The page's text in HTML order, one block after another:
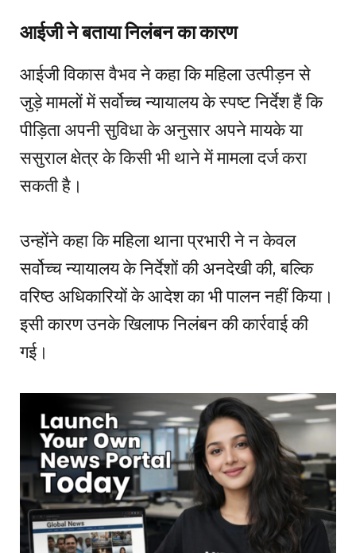
आईजी ने बताया निलंबन का कारण
आईजी विकास वैभव ने कहा कि महिला उत्पीड़न से
जुड़े मामलों में सर्वोच्च न्यायालय के स्पष्ट निर्देश हैं कि
पीड़िता अपनी सुविधा के अनुसार अपने मायके या
ससुराल क्षेत्र के किसी भी थाने में मामला दर्ज करा
सकती है।
उन्होंने कहा कि महिला थाना प्रभारी ने न केवल
सर्वोच्च न्यायालय के निर्देशों की अनदेखी की, बल्कि
वरिष्ठ अधिकारियों के आदेश का भी पालन नहीं किया।
इसी कारण उनके खिलाफ निलंबन की कार्रवाई की
गई।